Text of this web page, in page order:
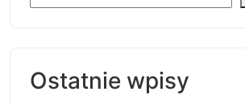
Ostatnie wpisy